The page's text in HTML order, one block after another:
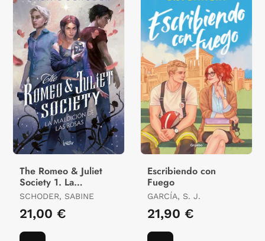
The Romeo & Juliet
Society 1. La
Maldición de las Rosas
SCHODER, SABINE
21,00 €
Escribiendo con
Fuego
GARCÍA, S. J.
21,90 €